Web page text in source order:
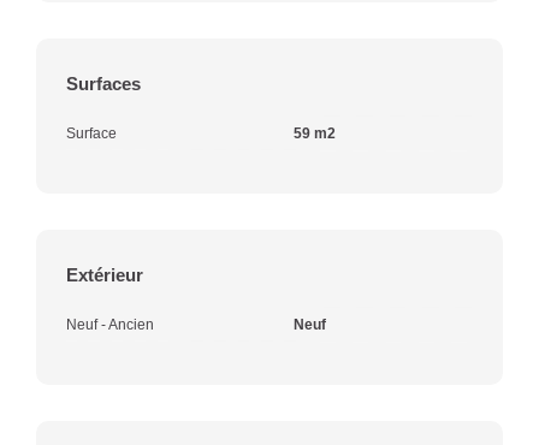
Surfaces
Surface 59 m2
Extérieur
Neuf - Ancien Neuf